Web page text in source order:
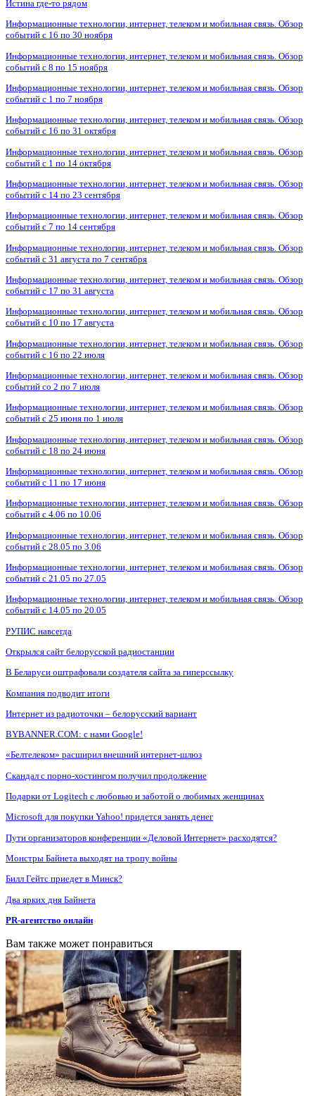
Истина где-то рядом
Информационные технологии, интернет, телеком и мобильная связь. Обзор
событий с 16 по 30 ноября
Информационные технологии, интернет, телеком и мобильная связь. Обзор
событий с 8 по 15 ноября
Информационные технологии, интернет, телеком и мобильная связь. Обзор
событий с 1 по 7 ноября
Информационные технологии, интернет, телеком и мобильная связь. Обзор
событий с 16 по 31 октября
Информационные технологии, интернет, телеком и мобильная связь. Обзор
событий с 1 по 14 октября
Информационные технологии, интернет, телеком и мобильная связь. Обзор
событий с 14 по 23 сентября
Информационные технологии, интернет, телеком и мобильная связь. Обзор
событий с 7 по 14 сентября
Информационные технологии, интернет, телеком и мобильная связь. Обзор
событий с 31 августа по 7 сентября
Информационные технологии, интернет, телеком и мобильная связь. Обзор
событий с 17 по 31 августа
Информационные технологии, интернет, телеком и мобильная связь. Обзор
событий с 10 по 17 августа
Информационные технологии, интернет, телеком и мобильная связь. Обзор
событий с 16 по 22 июля
Информационные технологии, интернет, телеком и мобильная связь. Обзор
событий со 2 по 7 июля
Информационные технологии, интернет, телеком и мобильная связь. Обзор
событий с 25 июня по 1 июля
Информационные технологии, интернет, телеком и мобильная связь. Обзор
событий с 18 по 24 июня
Информационные технологии, интернет, телеком и мобильная связь. Обзор
событий с 11 по 17 июня
Информационные технологии, интернет, телеком и мобильная связь. Обзор
событий с 4.06 по 10.06
Информационные технологии, интернет, телеком и мобильная связь. Обзор
событий с 28.05 по 3.06
Информационные технологии, интернет, телеком и мобильная связь. Обзор
событий с 21.05 по 27.05
Информационные технологии, интернет, телеком и мобильная связь. Обзор
событий с 14.05 по 20.05
РУПИС навсегда
Открылся сайт белорусской радиостанции
В Беларуси оштрафовали создателя сайта за гиперссылку
Компания подводит итоги
Интернет из радиоточки – белорусский вариант
BYBANNER.COM: c нами Google!
«Белтелеком» расширил внешний интернет-шлюз
Скандал с порно-хостингом получил продолжение
Подарки от Logitech с любовью и заботой о любимых женщинах
Microsoft для покупки Yahoo! придется занять денег
Пути организаторов конференции «Деловой Интернет» расходятся?
Монстры Байнета выходят на тропу войны
Билл Гейтс приедет в Минск?
Два ярких дня Байнета
PR-агентство онлайн
Вам также может понравиться